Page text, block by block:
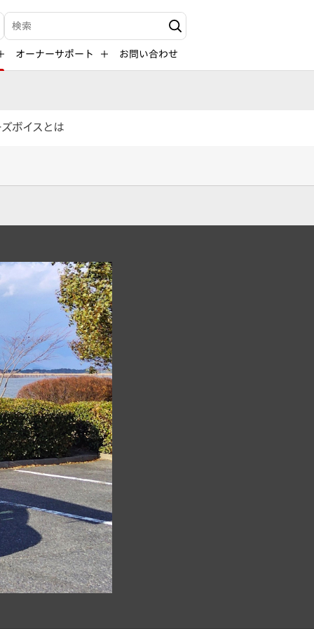
検索キーワード入力
オーナーサポート お問い合わせ
ボイスとは